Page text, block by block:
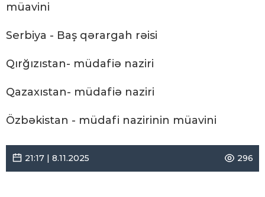
müavini
Serbiya - Baş qərargah rəisi
Qırğızıstan- müdafiə naziri
Qazaxıstan- müdafiə naziri
Özbəkistan - müdafi nazirinin müavini
21:17 | 8.11.2025 296